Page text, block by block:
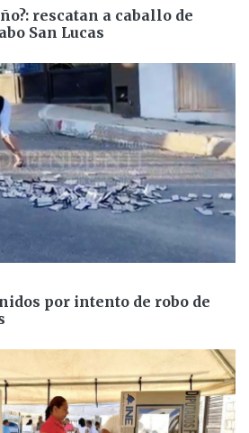
rescatan a caballo de
San Lucas
por intento de robo de